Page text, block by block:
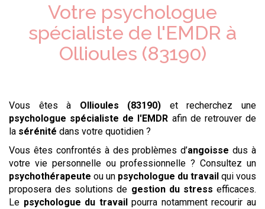
Votre psychologue
spécialiste de l'EMDR à
Ollioules (83190)
Vous êtes à Ollioules (83190) et recherchez une
psychologue spécialiste de l'EMDR afin de retrouver de
la sérénité dans votre quotidien ?
Vous êtes confrontés à des problèmes d’angoisse dus à
votre vie personnelle ou professionnelle ? Consultez un
psychothérapeute ou un psychologue du travail qui vous
proposera des solutions de gestion du stress efficaces.
Le psychologue du travail pourra notamment recourir au